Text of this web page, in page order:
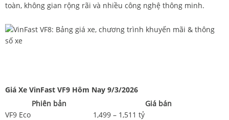
toàn, không gian rộng rãi và nhiều công nghệ thông minh.
Giá Xe VinFast VF9 Hôm Nay 9/3/2026
Phiên bản
Giá bán
VF9 Eco
1,499 – 1,511 tỷ